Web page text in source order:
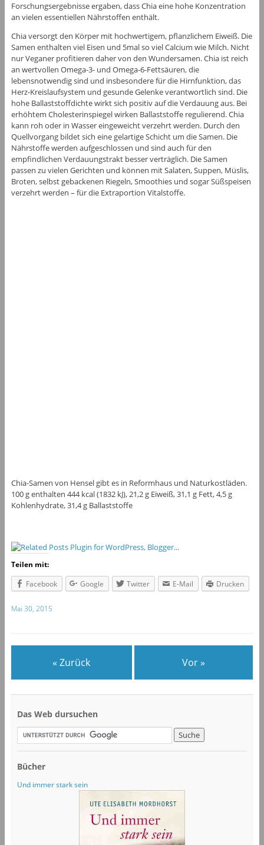
Forschungsergebnisse ergaben, dass Chia eine hohe Konzentration
an vielen essentiellen Nährstoffen enthält.
Chia versorgt den Körper mit hochwertigem, pflanzlichem Eiweiß. Die
Samen enthalten viel Eisen und 5mal so viel Calcium wie Milch. Nicht
nur Veganer profitieren daher von den Wundersamen. Chia ist reich
an wertvollen Omega-3- und Omega-6-Fettsäuren, die
lebensnotwendig sind und insbesondere für die Hirnfunktion, das
Herz-Kreislaufsystem und gesunde Gelenke verantwortlich sind. Die
hohe Ballaststoffdichte wirkt sich positiv auf die Verdauung aus. Bei
erhöhtem Cholesterinspiegel wirken Ballaststoffe regulierend. Chia
kann roh oder in Wasser eingeweicht verzehrt werden. Durch den
Quellvorgang bildet sich eine gelartige Schicht um die Samen. Die
Nährstoffe werden aufgeschlossen und sind auch für den
empfindlichen Verdauungstrakt besser verträglich. Die Samen
passen zu vielen Gerichten und können mit Salaten, Suppen, Müslis,
Broten, selbst gebackenen Riegeln, Smoothies und sogar Süßspeisen
verzehrt werden – für die Extraportion Vitalstoffe.
Chia-Samen von Hensel gibt es in Reformhaus und Naturkostläden.
100 g enthalten 444 kcal (1832 kJ), 21,2 g Eiweiß, 31,1 g Fett, 4,5 g
Kohlenhydrate, 31,4 g Ballaststoffe
Teilen mit:
Facebook
Google Twitter E-Mail Drucken
Mai 30, 2015
« Zurück Vor »
Das Web dursuchen
Bücher
Und immer stark sein